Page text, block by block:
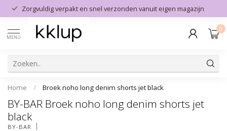
Zorgvuldig verpakt en snel verzonden vanuit eigen magazijn
MENU
0
Home / Broek noho long denim shorts jet black
BY-BAR Broek noho long denim shorts jet
black
BY-BAR